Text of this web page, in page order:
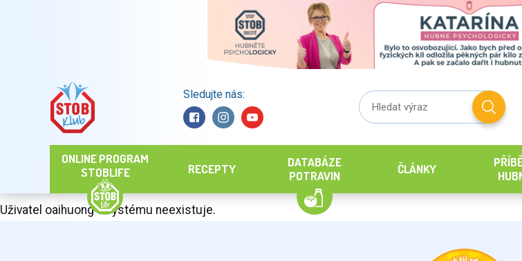
Sledujte nás:
ONLINE PROGRAM
STOBLIFE
RECEPTY
DATABÁZE
POTRAVIN
ČLÁNKY
Uživatel oaihuong v systému neexistuje.